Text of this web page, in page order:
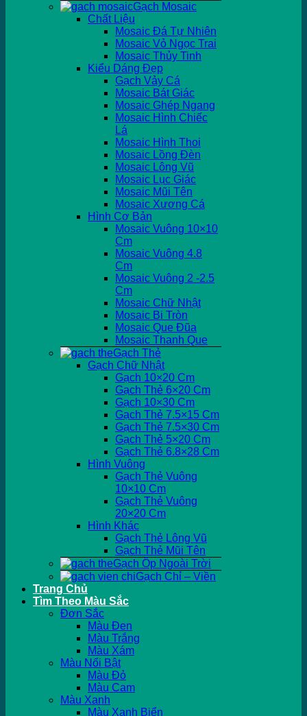
Gạch Mosaic
Chất Liệu
Mosaic Đá Tự Nhiên
Mosaic Vỏ Ngọc Trai
Mosaic Thủy Tinh
Kiểu Dáng Đẹp
Gạch Vảy Cá
Mosaic Bát Giác
Mosaic Ghép Ngang
Mosaic Hình Chiếc
Lá
Mosaic Hình Thoi
Mosaic Lồng Đèn
Mosaic Lông Vũ
Mosaic Lục Giác
Mosaic Mũi Tên
Mosaic Xương Cá
Hình Cơ Bản
Mosaic Vuông 10×10
Cm
Mosaic Vuông 4.8
Cm
Mosaic Vuông 2 -2.5
Cm
Mosaic Chữ Nhật
Mosaic Bi Tròn
Mosaic Que Đũa
Mosaic Thanh Que
Gạch Thẻ
Gạch Chữ Nhật
Gạch 10×20 Cm
Gạch Thẻ 6×20 Cm
Gạch 10×30 Cm
Gạch Thẻ 7.5×15 Cm
Gạch Thẻ 7.5×30 Cm
Gạch Thẻ 5×20 Cm
Gạch Thẻ 6.8×28 Cm
Hình Vuông
Gạch Thẻ Vuông
10×10 Cm
Gạch Thẻ Vuông
20×20 Cm
Hình Khác
Gạch Thẻ Lông Vũ
Gạch Thẻ Mũi Tên
Gạch Ốp Ngoài Trời
Gạch Chỉ – Viền
Trang Chủ
Tìm Theo Màu Sắc
Đơn Sắc
Màu Đen
Màu Trắng
Màu Xám
Màu Nổi Bật
Màu Đỏ
Màu Cam
Màu Xanh
Màu Xanh Biển